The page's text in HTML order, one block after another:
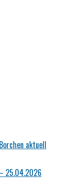
aktuell
25.04.2026